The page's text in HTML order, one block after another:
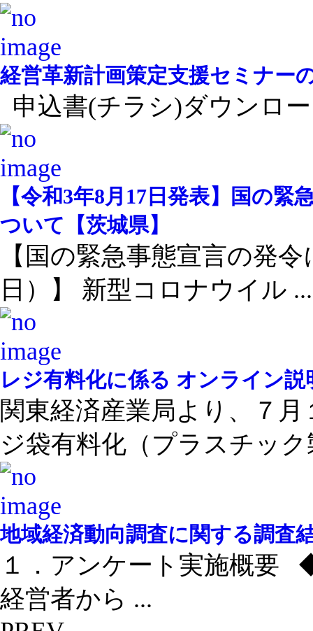
経営革新計画策定支援セミナー
申込書(チラシ)ダウンロ
【令和3年8月17日発表】国の
ついて【茨城県】
【国の緊急事態宣言の発
日）】 新型コロナウイル ...
レジ有料化に係る オンライン
関東経済産業局より、７
ジ袋有料化（プラスチック
地域経済動向調査に関する調査
１．アンケート実施概要
経営者から ...